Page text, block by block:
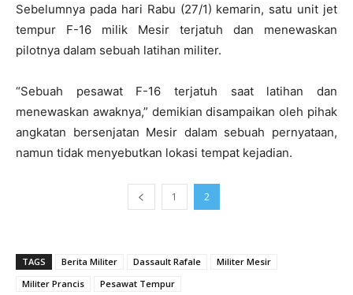
Sebelumnya pada hari Rabu (27/1) kemarin, satu unit jet
tempur F-16 milik Mesir terjatuh dan menewaskan
pilotnya dalam sebuah latihan militer.
“Sebuah pesawat F-16 terjatuh saat latihan dan
menewaskan awaknya,” demikian disampaikan oleh pihak
angkatan bersenjatan Mesir dalam sebuah pernyataan,
namun tidak menyebutkan lokasi tempat kejadian.
1 2
TAGS Berita Militer Dassault Rafale
Militer Mesir
Militer Prancis
Pesawat Tempur